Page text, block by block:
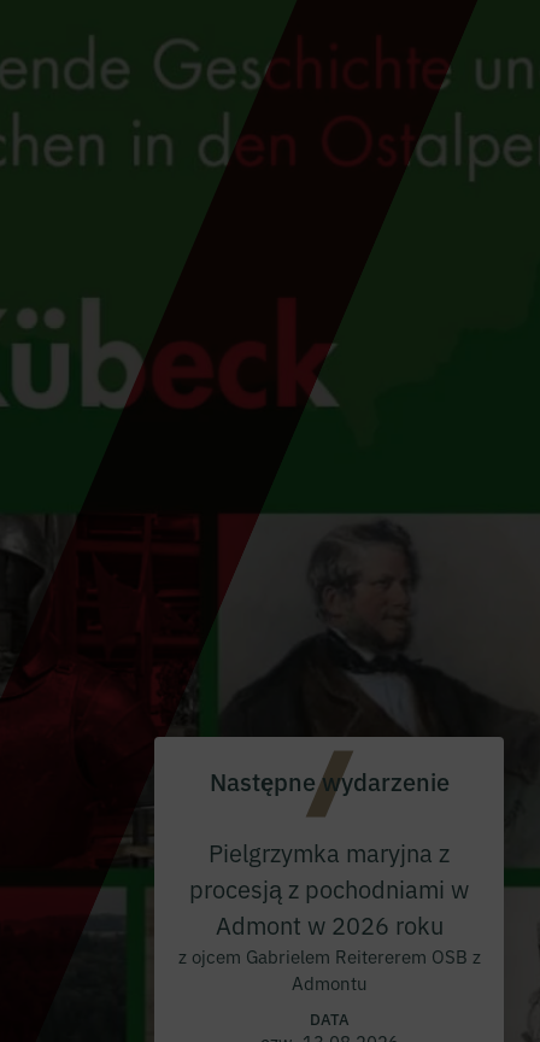
Następne wydarzenie
Pielgrzymka maryjna z
procesją z pochodniami w
Admont w 2026 roku
z ojcem Gabrielem Reitererem OSB z
Admontu
DATA